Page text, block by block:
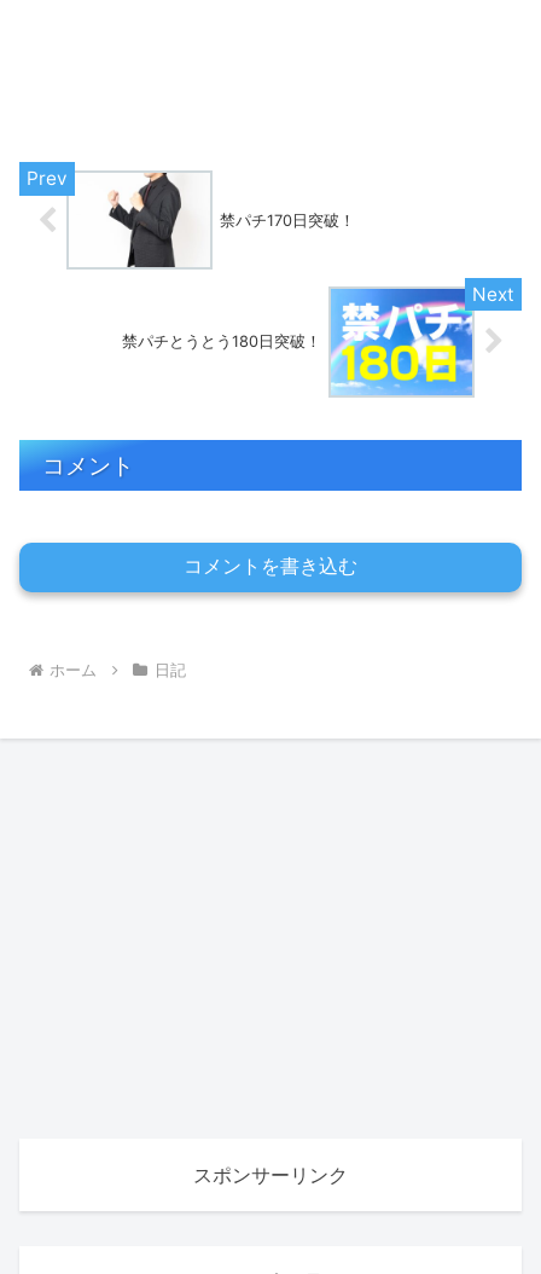
禁パチ170日突破！
禁パチとうとう180日突破！
コメント
コメントを書き込む
ホーム 日記
スポンサーリンク